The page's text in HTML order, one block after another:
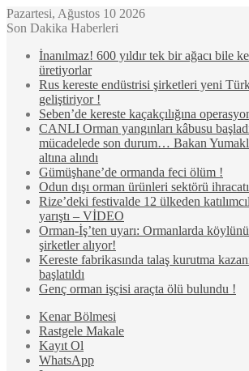
Pazartesi, Ağustos 10 2026
Son Dakika Haberleri
İnanılmaz! 600 yıldır tek bir ağacı bile
üretiyorlar
Rus kereste endüstrisi şirketleri yeni
geliştiriyor !
Seben’de kereste kaçakçılığına
CANLI Orman yangınları kâbusu
mücadelede son durum… Bakan
altına alındı
Gümüşhane’de ormanda feci ölüm !
Odun dışı orman ürünleri sektörü
Rize’deki festivalde 12 ülkeden
yarıştı – VİDEO
Orman-İş’ten uyarı: Ormanlarda
şirketler alıyor!
Kereste fabrikasında talaş kurutma
başlatıldı
Genç orman işçisi araçta ölü bulundu !
Kenar Bölmesi
Rastgele Makale
Kayıt Ol
WhatsApp